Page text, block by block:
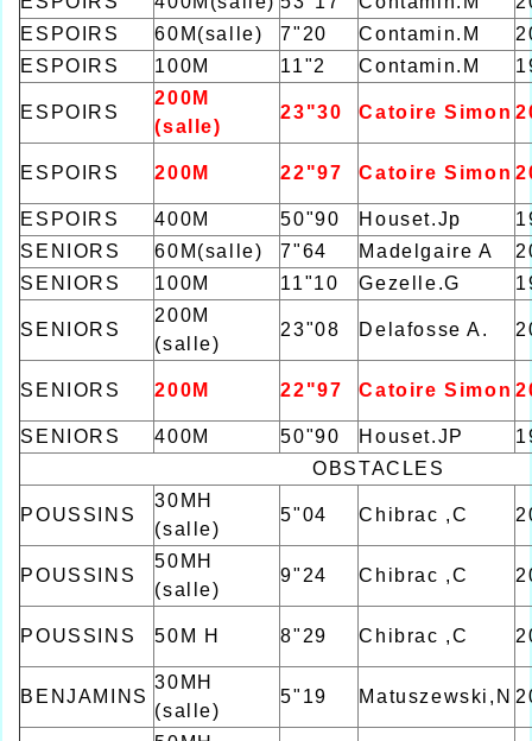
ESPOIRS
60M(salle) 7"20 Contamin.M
ESPOIRS
100M 11"2 Contamin.M
ESPOIRS
200M
(salle)
23"30 Catoire Simon
ESPOIRS 200M 22"97 Catoire Simon
ESPOIRS 400M 50"90 Houset.Jp
SENIORS
60M(salle) 7"64 Madelgaire A
SENIORS
100M 11"10 Gezelle.G
SENIORS
200M
(salle)
23"08 Delafosse A.
SENIORS 200M 22"97 Catoire Simon
SENIORS 400M 50"90 Houset.JP
OBSTACLES
POUSSINS
30MH
(salle)
5"04 Chibrac ,C
POUSSINS
50MH
(salle)
9"24 Chibrac ,C
POUSSINS 50M H 8"29 Chibrac ,C
BENJAMINS
30MH
(salle)
5"19 Matuszewski,N